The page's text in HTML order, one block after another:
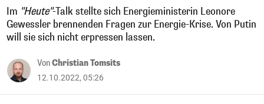
Im "Heute"-Talk stellte sich Energieministerin Leonore
Gewessler brennenden Fragen zur Energie-Krise. Von Putin
will sie sich nicht erpressen lassen.
VonChristian Tomsits
12.10.2022, 05:26